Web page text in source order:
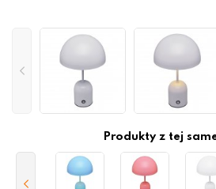
Produkty z tej